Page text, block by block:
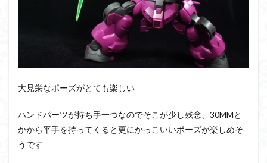
大見栄なポーズがとても楽しい
ハンドパーツが持ち手一つなのでそこが少し残念、30MMと
かから平手を持ってくると更にかっこいいポーズが楽しめそ
うです